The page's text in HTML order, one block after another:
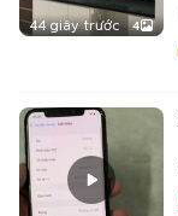
44 giây trước 4